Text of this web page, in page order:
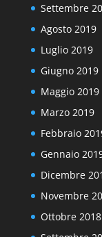
Settembre
Agosto 2019
Luglio 2019
Giugno 2019
Maggio 2019
Marzo 2019
Febbraio
Gennaio
Dicembre
Novembre
Ottobre 2018